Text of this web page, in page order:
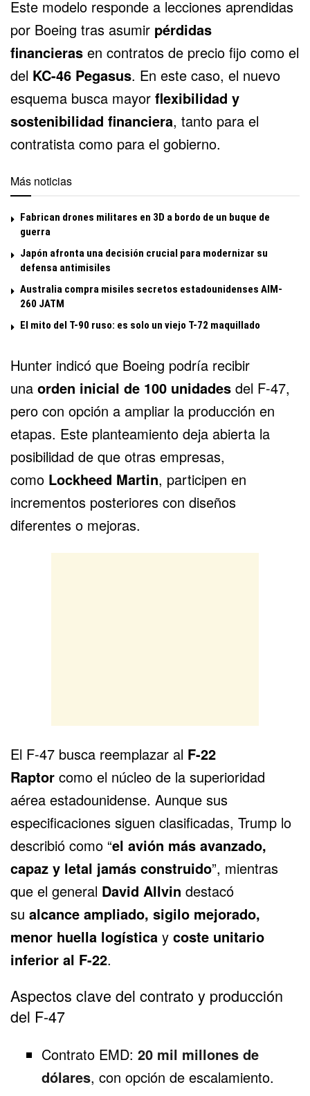
Este modelo responde a lecciones aprendidas
por Boeing tras asumir pérdidas
financieras en contratos de precio fijo como el
del KC-46 Pegasus. En este caso, el nuevo
esquema busca mayor flexibilidad y
sostenibilidad financiera, tanto para el
contratista como para el gobierno.
Más noticias
Fabrican drones militares en 3D a bordo de un buque de
guerra
Japón afronta una decisión crucial para modernizar su
defensa antimisiles
Australia compra misiles secretos estadounidenses AIM-
260 JATM
El mito del T-90 ruso: es solo un viejo T-72 maquillado
Hunter indicó que Boeing podría recibir
una orden inicial de 100 unidades del F-47,
pero con opción a ampliar la producción en
etapas. Este planteamiento deja abierta la
posibilidad de que otras empresas,
como Lockheed Martin, participen en
incrementos posteriores con diseños
diferentes o mejoras.
El F-47 busca reemplazar al F-22
Raptor como el núcleo de la superioridad
aérea estadounidense. Aunque sus
especificaciones siguen clasificadas, Trump lo
describió como “el avión más avanzado,
capaz y letal jamás construido”, mientras
que el general David Allvin destacó
su alcance ampliado, sigilo mejorado,
menor huella logística y coste unitario
inferior al F-22.
Aspectos clave del contrato y producción
del F-47
Contrato EMD: 20 mil millones de
dólares, con opción de escalamiento.